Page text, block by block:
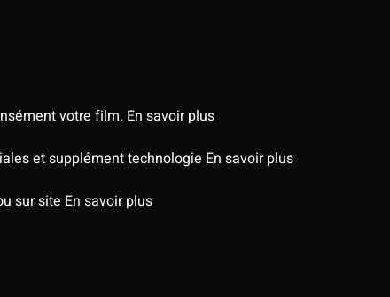
votre film. En savoir plus
et supplément technologie En savoir plus
sur site En savoir plus